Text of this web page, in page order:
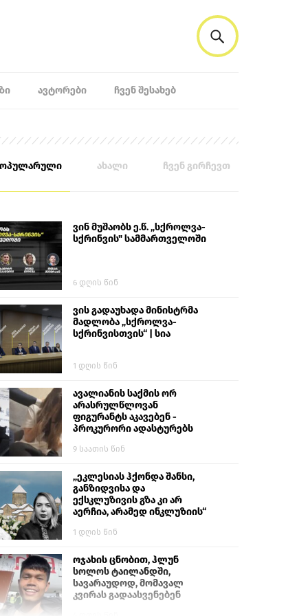
ᲐᲕᲢᲝᲠᲔᲑᲘ ᲩᲕᲔᲜ ᲨᲔᲡᲐᲮᲔᲑ
ახალი ჩვენ გირჩევთ
ვინ მუშაობს ე.წ. „სქროლვა-
სქრინვის" სამმართველოში
6 დღის წინ
ვის გადაუხადა მინისტრმა
მადლობა „სქროლვა-
სქრინვისთვის“ | სია
1 დღის წინ
ავალიანის საქმის ორ
არასრულწლოვან
ფიგურანტს აკავებენ -
პროკურორი ადასტურებს
9 საათის წინ
„ეკლესიას ჰქონდა შანსი,
განზიდვისა და
ექსკლუზივის გზა კი არ
აერჩია, არამედ ინკლუზიის“
1 დღის წინ
ოჯახის ცნობით, ჰლუნ
სოლოს ტაილანდში,
სავარაუდოდ, მომავალ
კვირას გადაასვენებენ